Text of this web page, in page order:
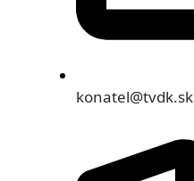
konatel@tvdk.sk